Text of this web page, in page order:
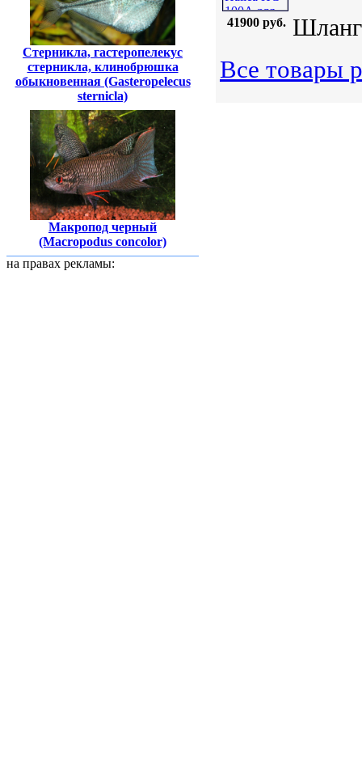
Стерникла, гастеропелекус
стерникла, клинобрюшка
обыкновенная (Gasteropelecus
sternicla)
Макропод черный
(Macropodus concolor)
на правах рекламы:
41900 руб.
Все товары